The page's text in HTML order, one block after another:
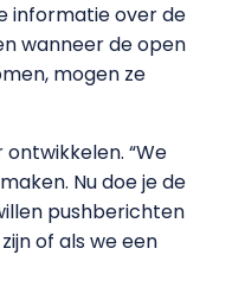
informatie over de
wanneer de open
mogen ze
“We
Nu doe je de
pushberichten
of als we een